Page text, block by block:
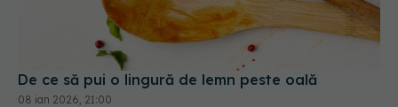
De ce să pui o lingură de lemn peste oală
08 ian 2026, 21:00